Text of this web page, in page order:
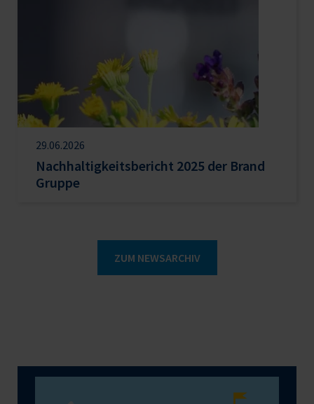
29.06.2026
Nachhaltigkeitsbericht 2025 der Brand
Gruppe
ZUM NEWSARCHIV